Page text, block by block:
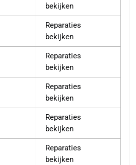
bekijken
Reparaties
bekijken
Reparaties
bekijken
Reparaties
bekijken
Reparaties
bekijken
Reparaties
bekijken